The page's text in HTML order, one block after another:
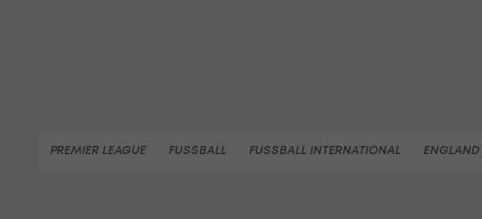
PREMIER LEAGUE FUSSBALL FUSSBALL INTERNATIONAL